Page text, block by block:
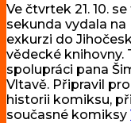
Ve čtvrtek 21. 10.
sekunda vydala na
exkurzi do
vědecké knihovny.
spolupráci pana
Vltavě. Připravil
historii komiksu,
současné komiksy